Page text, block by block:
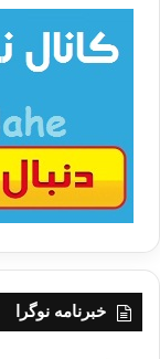
خبرنامه نوگرا